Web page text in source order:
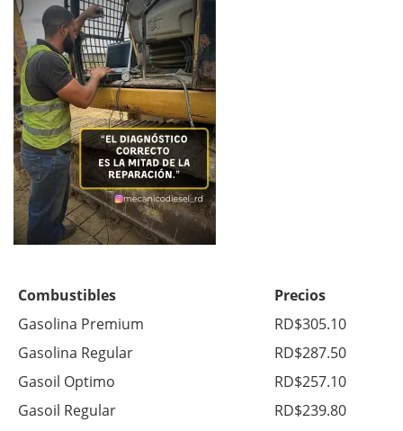
Combustibles
Precios
Gasolina Premium
RD$305.10
Gasolina Regular
RD$287.50
Gasoil Optimo
RD$257.10
Gasoil Regular
RD$239.80